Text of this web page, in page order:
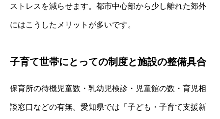
ストレスを減らせます。都市中心部から少し離れた郊外
にはこうしたメリットが多いです。
子育て世帯にとっての制度と施設の整備具合
保育所の待機児童数・乳幼児検診・児童館の数・育児相
談窓口などの有無。愛知県では「子ども・子育て支援新